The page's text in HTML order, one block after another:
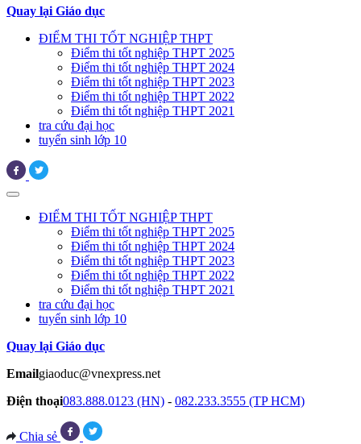
Quay lại Giáo dục
ĐIỂM THI TỐT NGHIỆP THPT
Điểm thi tốt nghiệp THPT 2025
Điểm thi tốt nghiệp THPT 2024
Điểm thi tốt nghiệp THPT 2023
Điểm thi tốt nghiệp THPT 2022
Điểm thi tốt nghiệp THPT 2021
tra cứu đại học
tuyển sinh lớp 10
ĐIỂM THI TỐT NGHIỆP THPT
Điểm thi tốt nghiệp THPT 2025
Điểm thi tốt nghiệp THPT 2024
Điểm thi tốt nghiệp THPT 2023
Điểm thi tốt nghiệp THPT 2022
Điểm thi tốt nghiệp THPT 2021
tra cứu đại học
tuyển sinh lớp 10
Quay lại Giáo dục
Emailgiaoduc@vnexpress.net
Điện thoại083.888.0123 (HN) - 082.233.3555 (TP HCM)
Chia sẻ